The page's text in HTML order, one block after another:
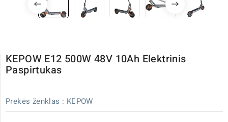
KEPOW E12 500W 48V 10Ah Elektrinis
Paspirtukas
Prekės ženklas : KEPOW